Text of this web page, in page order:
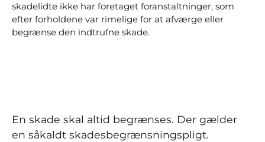
skadelidte ikke har foretaget foranstaltninger, som
efter forholdene var rimelige for at afværge eller
begrænse den indtrufne skade.
En skade skal altid begrænses. Der gælder
en såkaldt skadesbegrænsningspligt.